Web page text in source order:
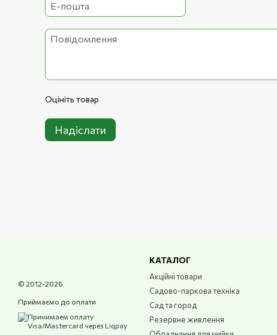
Оцініть товар
Надіслати
© 2012-2026
Приймаємо до оплати
КАТАЛОГ
Акційні товари
Садово-паркова техніка
Сад та город
Резервне живлення